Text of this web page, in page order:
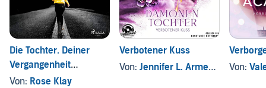
Die Tochter. Deiner
Vergangenheit
entkommst du nicht!
Von: Rose Klay
Verbotener Kuss
Von: Jennifer L. Armentrout
Von: